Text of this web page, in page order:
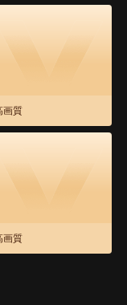
、建設王だ
画質
画質